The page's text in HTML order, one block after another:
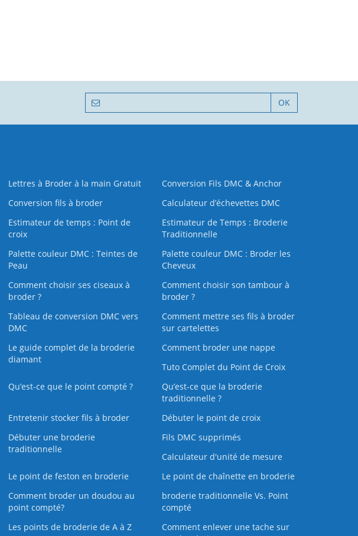
OK
Lettres à Broder à la main Gratuit
Conversion Fils DMC & Anchor
Conversion fils à broder
Calculateur d’échevettes DMC
Estimateur de temps : Point de
croix
Estimateur de Temps : Broderie
Traditionnelle
Palette couleur DMC : Teintes de
Peau
Palette couleur DMC : Broder les
Cheveux
Comment choisir ses ciseaux à
broder ?
Comment choisir son tambour à
broder ?
Tableau de conversion DMC vers
DMC
Comment mettre ses fils à broder
sur cartelettes
Le guide complet de la broderie
diamant
Comment broder une nappe
Tuto Complet du Point de Croix
Qu’est-ce que le point compté ?
Qu’est-ce que la broderie
traditionnelle ?
Entretenir stocker fils à broder
Débuter le point de croix
Débuter une broderie
traditionnelle
Fils DMC supprimés
Calculateur d'unité de mesure
Le point de feston en broderie
Le point de chaînette en broderie
Comment broder un doudou au
point compté?
broderie traditionnelle Vs. Point
compté
Les points de broderie de A à Z
Comment enlever une tache sur